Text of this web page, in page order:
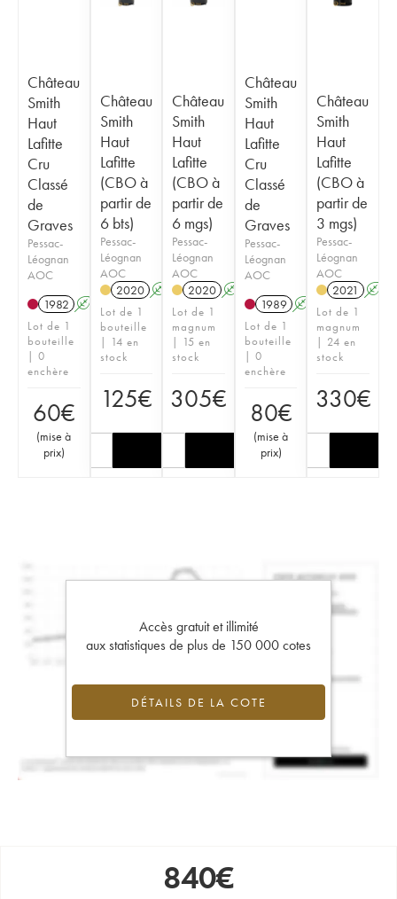
Château
Smith
Haut
Lafitte
Cru
Classé
de
Graves
Pessac-
Léognan
AOC
1982 A
Lot de 1
bouteille
| 0
enchère
60€
(mise à
prix)
Château
Smith
Haut
Lafitte
(CBO à
partir de
6 bts)
Pessac-
Léognan
AOC
2020 A T
Lot de 1
bouteille
| 14 en
stock
125€
Château
Smith
Haut
Lafitte
(CBO à
partir de
6 mgs)
Pessac-
Léognan
AOC
2020 A
Lot de 1
magnum
| 15 en
stock
305€
Château
Smith
Haut
Lafitte
Cru
Classé
de
Graves
Pessac-
Léognan
AOC
1989 A
Lot de 1
bouteille
| 0
enchère
80€
(mise à
prix)
Château
Smith
Haut
Lafitte
(CBO à
partir de
3 mgs)
Pessac-
Léognan
AOC
2021
A
Lot de 1
magnum
| 24 en
stock
330€
Accès gratuit et illimité
aux statistiques de plus de 150 000 cotes
DÉTAILS DE LA COTE
840€